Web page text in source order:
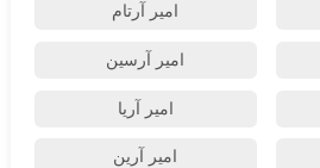
امیر آرتام
امیر آرسین
امیر آریا
امیر آرین